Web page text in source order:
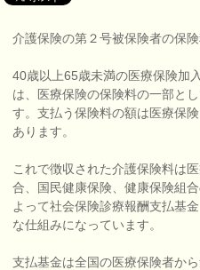
介護保険の第２号被保険者の保険
40歳以上65歳未満の医療保険加
は、医療保険の保険料の一部と
す。支払う保険料の額は医療保
あります。
これで徴収された介護保険料は
合、国民健康保険、健康保険組
よって社会保険診療報酬支払基
な仕組みになっています。
支払基金は全国の医療保険者か